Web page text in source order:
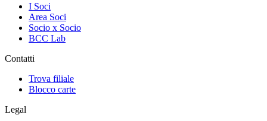
I Soci
Area Soci
Socio x Socio
BCC Lab
Contatti
Trova filiale
Blocco carte
Legal